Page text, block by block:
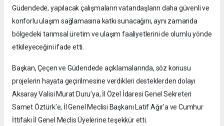
Güdendede, yapılacak çalışmaların vatandaşların daha güvenli ve
konforlu ulaşım sağlamasına katkı sunacağını, aynı zamanda
bölgedeki tarımsal üretim ve ulaşım faaliyetlerini de olumlu yönde
etkileyeceğini ifade etti.
Başkan, Çeçen ve Güdendede açıklamalarında, söz konusu
projelerin hayata geçirilmesine verdikleri desteklerden dolayı
Aksaray Valisi Murat Duru'ya, İl Özel İdaresi Genel Sekreteri
Samet Öztürk'e, İl Genel Meclisi Başkanı Latif Ağır'a ve Cumhur
İttifakı İl Genel Meclis Üyelerine teşekkür etti.